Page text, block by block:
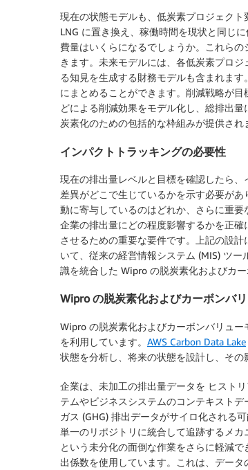
現在の状態モデルも、低炭素プロジェク
LNG に置き換え、稼働時間を現状と同じ
費量はいくらになるでしょうか。これら
きます。未来モデルには、各低炭素プロ
る知見を生成する財務モデルも含まれま
にまとめることができます。削減戦略が
どによる削減効果をモデル化し、総排出
炭素化のための包括的な枠組みが提供され
インパクトトラッキングの必要性
現在の排出量レベルと目標を確認したら
差異がどこで生じているかを示す必要が
動に寄与しているのはどれか、さらに重
企業の排出量にどの程度影響するかを正
させるための重要な要件です。上記の設
いて、従来の経営情報システム (MIS) ツ
識を統合した Wipro の脱炭素化およびカ
Wipro の脱炭素化およびカーボンバ
Wipro の脱炭素化およびカーボンバリュ
を利用しています。 AWS Carbon Data Lake
状態を分析し、将来の状態を設計し、その
企業は、未加工の排出量データを ヒスト
テムやビジネスシステムのコンテキスト
ガス (GHG) 排出データがサイロ化される
単一のリポジトリに統合して追跡するメ
という未分化の面倒な作業をさらに軽減
出係数を使用しています。これは、デー